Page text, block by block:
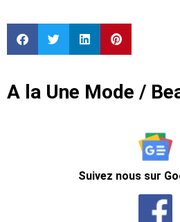
A la Une Mode /
Suivez nous sur